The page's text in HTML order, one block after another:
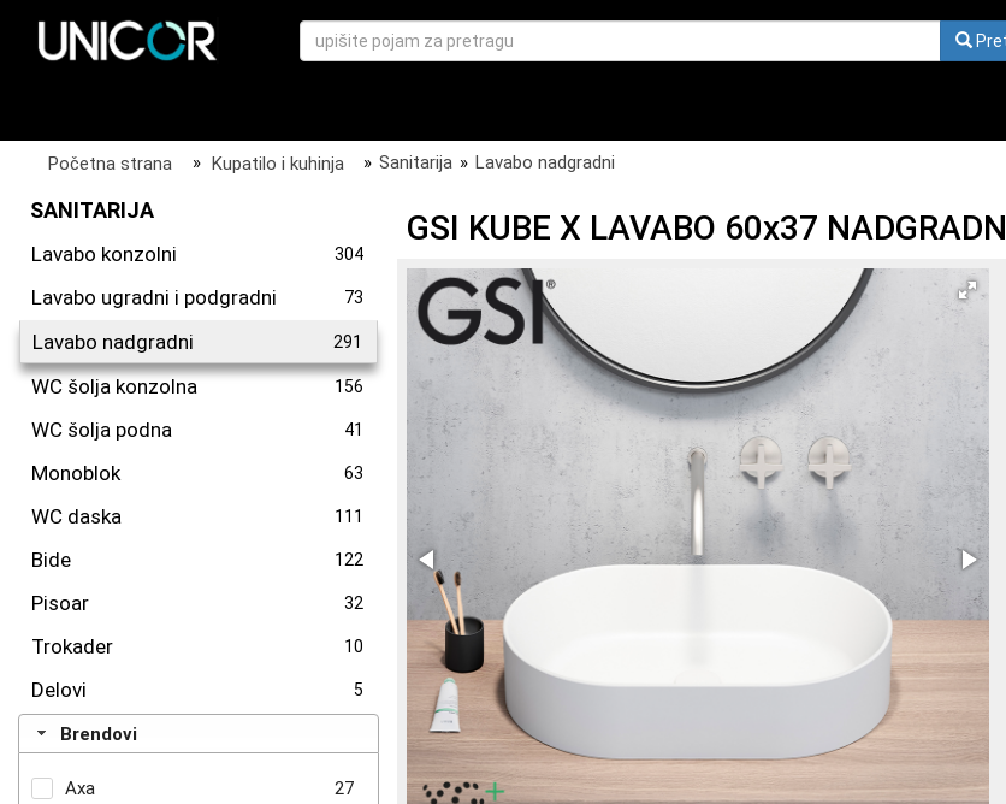
Početna strana » Kupatilo i kuhinja » Sanitarija » Lavabo nadgradni
SANITARIJA
Lavabo konzolni 304
Lavabo ugradni i podgradni 73
Lavabo nadgradni 291
WC šolja konzolna 156
WC šolja podna 41
Monoblok 63
WC daska 111
Bide 122
Pisoar 32
Trokader 10
Delovi 5
Brendovi
Axa
27
GSI KUBE X LAVABO 60x37